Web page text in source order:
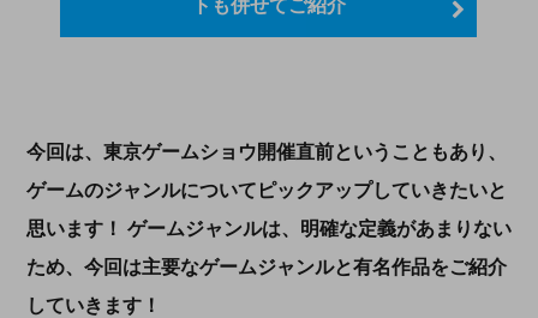
トも併せてご紹介
今回は、東京ゲームショウ開催直前ということもあり、
ゲームのジャンルについてピックアップしていきたいと
思います！ ゲームジャンルは、明確な定義があまりない
ため、今回は主要なゲームジャンルと有名作品をご紹介
していきます！